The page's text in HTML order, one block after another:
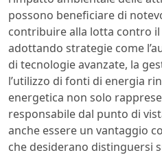
possono beneficiare di
contribuire alla lotta contro
adottando strategie come
di tecnologie avanzate, la
l’utilizzo di fonti di energia
energetica non solo
responsabile dal punto di
anche essere un vantaggio
che desiderano distinguersi